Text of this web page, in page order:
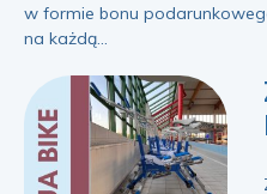
w formie bonu
na każdą...